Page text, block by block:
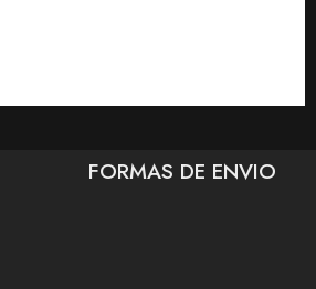
FORMAS DE ENVIO